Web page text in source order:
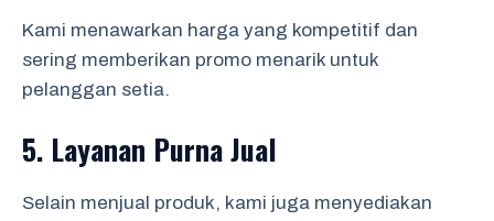
Kami menawarkan harga yang kompetitif dan
sering memberikan promo menarik untuk
pelanggan setia.
5. Layanan Purna Jual
Selain menjual produk, kami juga menyediakan